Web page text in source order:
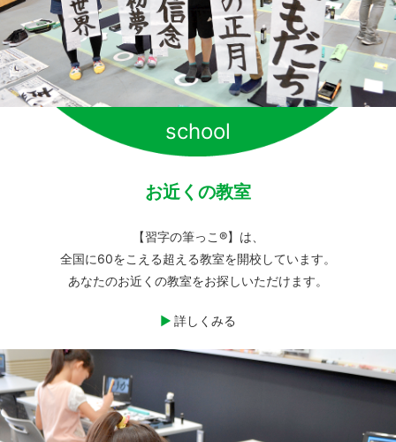
school
お近くの教室
【習字の筆っこ®】は、
全国に60をこえる超える教室を開校しています。
あなたのお近くの教室をお探しいただけます。
詳しくみる